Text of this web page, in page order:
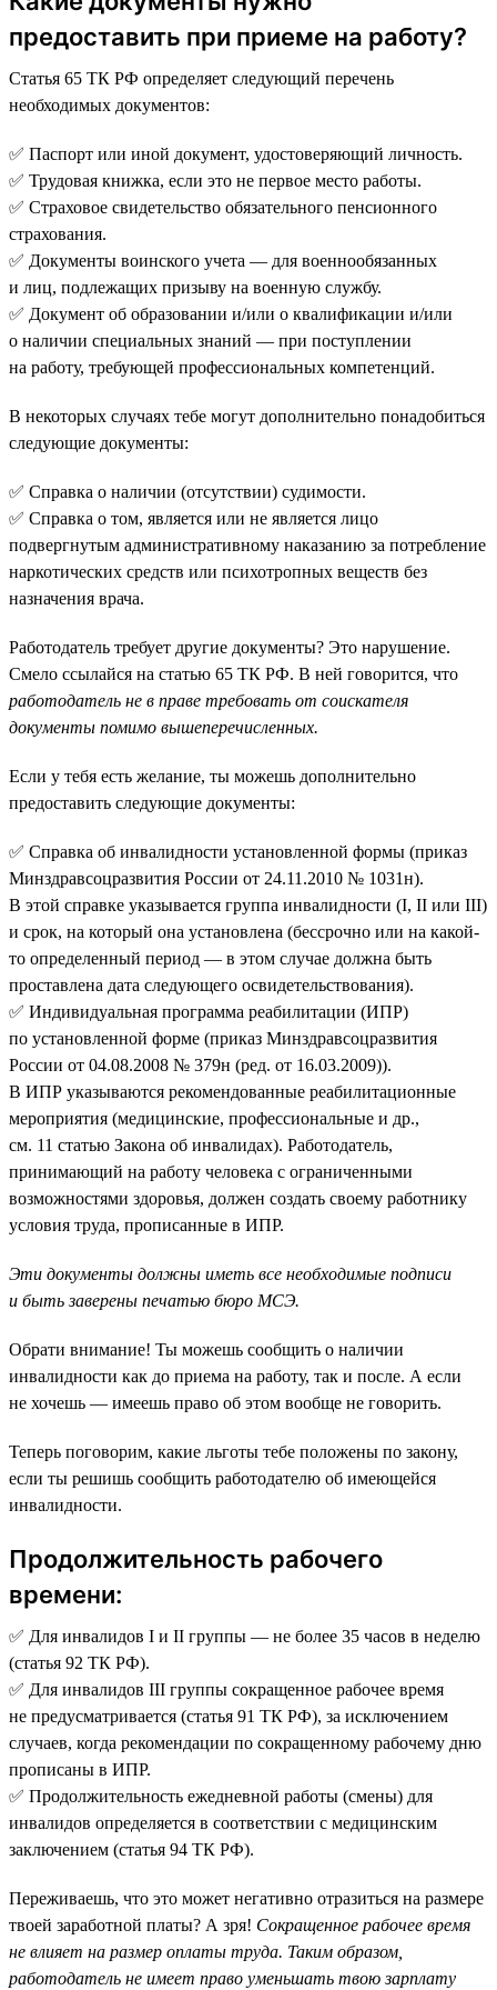
предоставить при приеме на работу?
Статья 65 ТК РФ определяет следующий перечень
необходимых документов:
✅ Паспорт или иной документ, удостоверяющий личность.
✅ Трудовая книжка, если это не первое место работы.
✅ Страховое свидетельство обязательного пенсионного
страхования.
✅ Документы воинского учета — для военнообязанных
и лиц, подлежащих призыву на военную службу.
✅ Документ об образовании и/или о квалификации и/или
о наличии специальных знаний — при поступлении
на работу, требующей профессиональных компетенций.
В некоторых случаях тебе могут дополнительно понадобиться
следующие документы:
✅ Справка о наличии (отсутствии) судимости.
✅ Справка о том, является или не является лицо
подвергнутым административному наказанию за потребление
наркотических средств или психотропных веществ без
назначения врача.
Работодатель требует другие документы? Это нарушение.
Смело ссылайся на статью 65 ТК РФ. В ней говорится, что
работодатель не в праве требовать от соискателя
документы помимо вышеперечисленных.
Если у тебя есть желание, ты можешь дополнительно
предоставить следующие документы:
✅ Справка об инвалидности установленной формы (приказ
Минздравсоцразвития России от 24.11.2010 № 1031н).
В этой справке указывается группа инвалидности (I, II или III)
и срок, на который она установлена (бессрочно или на какой-
то определенный период — в этом случае должна быть
проставлена дата следующего освидетельствования).
✅ Индивидуальная программа реабилитации (ИПР)
по установленной форме (приказ Минздравсоцразвития
России от 04.08.2008 № 379н (ред. от 16.03.2009)).
В ИПР указываются рекомендованные реабилитационные
мероприятия (медицинские, профессиональные и др.,
см. 11 статью Закона об инвалидах). Работодатель,
принимающий на работу человека с ограниченными
возможностями здоровья, должен создать своему работнику
условия труда, прописанные в ИПР.
Эти документы должны иметь все необходимые подписи
и быть заверены печатью бюро МСЭ.
Обрати внимание! Ты можешь сообщить о наличии
инвалидности как до приема на работу, так и после. А если
не хочешь — имеешь право об этом вообще не говорить.
Теперь поговорим, какие льготы тебе положены по закону,
если ты решишь сообщить работодателю об имеющейся
инвалидности.
Продолжительность рабочего
времени:
✅ Для инвалидов I и II группы — не более 35 часов в неделю
(статья 92 ТК РФ).
✅ Для инвалидов III группы сокращенное рабочее время
не предусматривается (статья 91 ТК РФ), за исключением
случаев, когда рекомендации по сокращенному рабочему дню
прописаны в ИПР.
✅ Продолжительность ежедневной работы (смены) для
инвалидов определяется в соответствии с медицинским
заключением (статья 94 ТК РФ).
Переживаешь, что это может негативно отразиться на размере
твоей заработной платы? А зря! Сокращенное рабочее время
не влияет на размер оплаты труда. Таким образом,
работодатель не имеет право уменьшать твою зарплату